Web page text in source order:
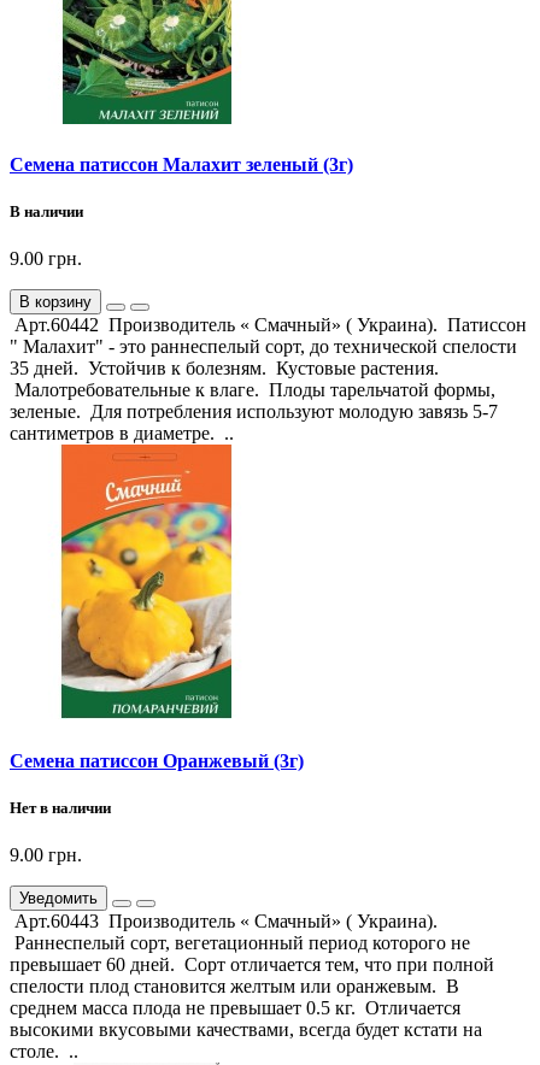
Семена патиссон Малахит зеленый (3г)
В наличии
9.00 грн.
В корзину
Арт.60442 Производитель « Смачный» ( Украина). Патиссон
" Малахит" - это раннеспелый сорт, до технической спелости
35 дней. Устойчив к болезням. Кустовые растения.
Малотребовательные к влаге. Плоды тарельчатой формы,
зеленые. Для потребления используют молодую завязь 5-7
сантиметров в диаметре. ..
Семена патиссон Оранжевый (3г)
Нет в наличии
9.00 грн.
Уведомить
Арт.60443 Производитель « Смачный» ( Украина).
Раннеспелый сорт, вегетационный период которого не
превышает 60 дней. Сорт отличается тем, что при полной
спелости плод становится желтым или оранжевым. В
среднем масса плода не превышает 0.5 кг. Отличается
высокими вкусовыми качествами, всегда будет кстати на
столе. ..